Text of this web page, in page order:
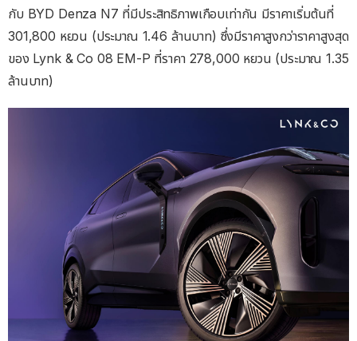
กับ BYD Denza N7 ที่มีประสิทธิภาพเกือบเท่ากัน มีราคาเริ่มต้นที่
301,800 หยวน (ประมาณ 1.46 ล้านบาท) ซึ่งมีราคาสูงกว่าราคาสูงสุด
ของ Lynk & Co 08 EM-P ที่ราคา 278,000 หยวน (ประมาณ 1.35
ล้านบาท)